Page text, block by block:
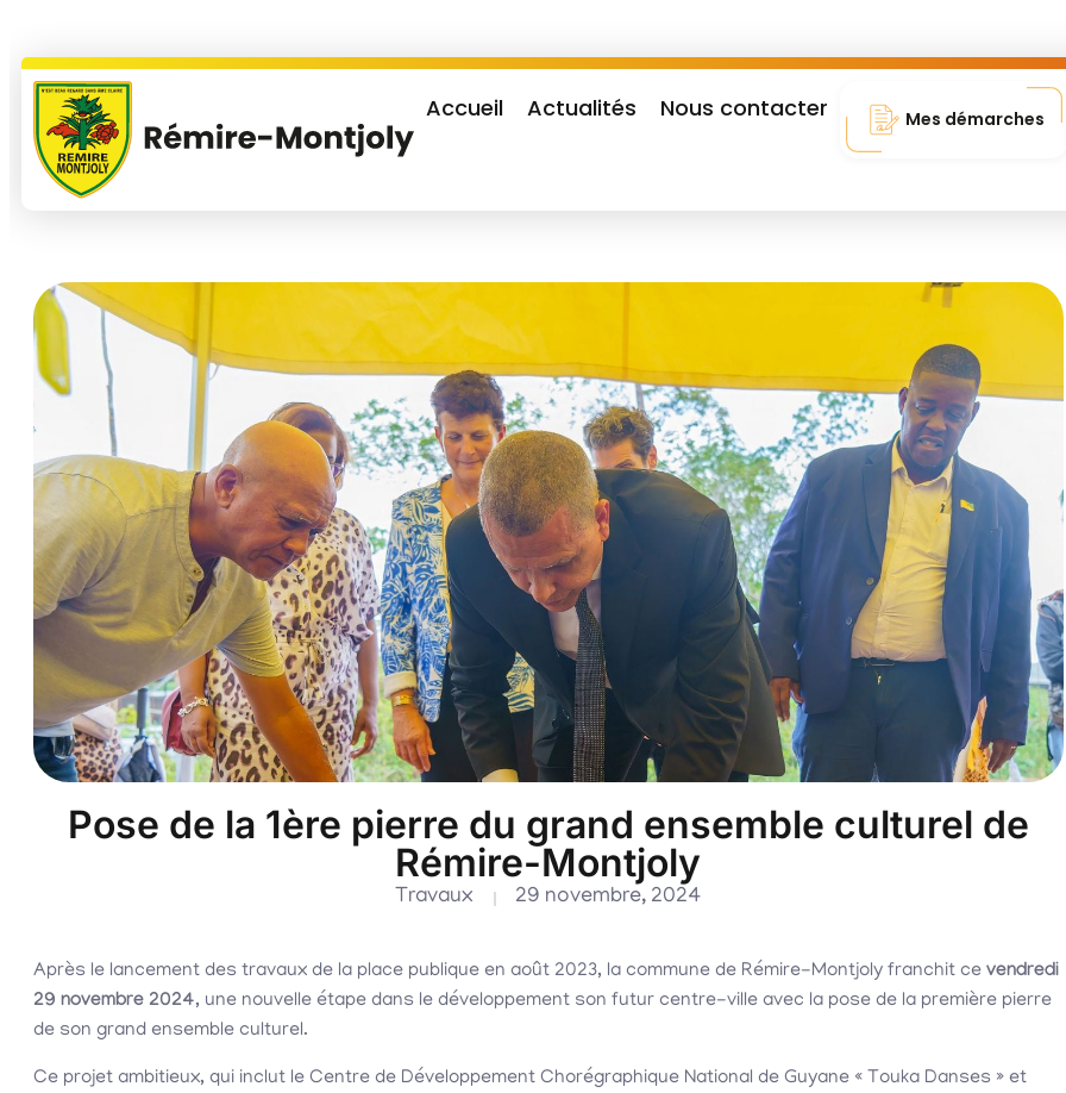
Accueil Actualités Nous contacter Mes démarches
Pose de la 1ère pierre du grand ensemble culturel de
Rémire-Montjoly
Travaux 29 novembre, 2024
Après le lancement des travaux de la place publique en août 2023, la commune de Rémire-Montjoly franchit ce vendredi
29 novembre 2024, une nouvelle étape dans le développement son futur centre-ville avec la pose de la première pierre
de son grand ensemble culturel.
Ce projet ambitieux, qui inclut le Centre de Développement Chorégraphique National de Guyane « Touka Danses » et